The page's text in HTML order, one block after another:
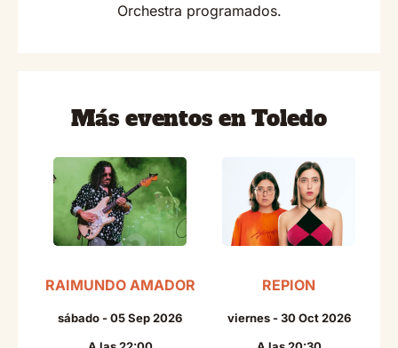
Orchestra programados.
Más eventos en Toledo
RAIMUNDO AMADOR
sábado - 05 Sep 2026
REPION
viernes - 30 Oct 2026